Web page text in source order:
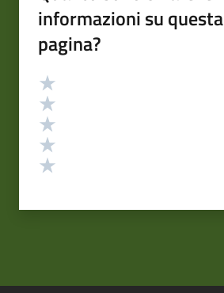
informazioni su questa
pagina?
Valutazione